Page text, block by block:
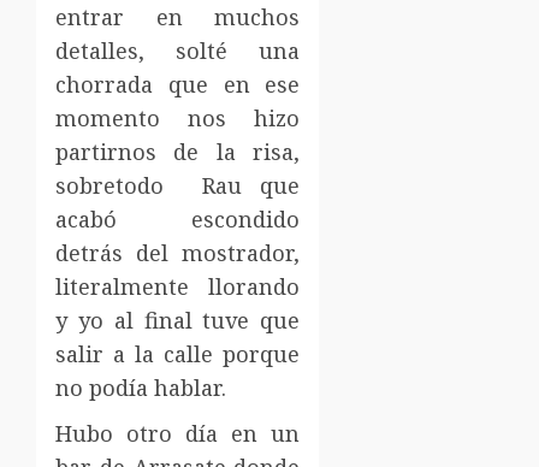
entrar en muchos
detalles, solté una
chorrada que en ese
momento nos hizo
partirnos de la risa,
sobretodo Rau que
acabó escondido
detrás del mostrador,
literalmente llorando
y yo al final tuve que
salir a la calle porque
no podía hablar.
Hubo otro día en un